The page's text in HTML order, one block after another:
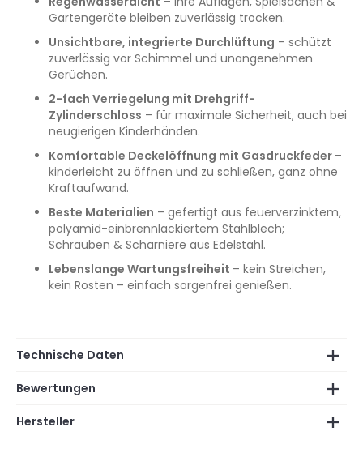
Gartengeräte bleiben zuverlässig trocken.
Unsichtbare, integrierte Durchlüftung – schützt
zuverlässig vor Schimmel und unangenehmen
Gerüchen.
2-fach Verriegelung mit Drehgriff-
Zylinderschloss – für maximale Sicherheit, auch bei
neugierigen Kinderhänden.
Komfortable Deckelöffnung mit Gasdruckfeder –
kinderleicht zu öffnen und zu schließen, ganz ohne
Kraftaufwand.
Beste Materialien – gefertigt aus feuerverzinktem,
polyamid-einbrennlackiertem Stahlblech;
Schrauben & Scharniere aus Edelstahl.
Lebenslange Wartungsfreiheit – kein Streichen,
kein Rosten – einfach sorgenfrei genießen.
Technische Daten
Bewertungen
Hersteller